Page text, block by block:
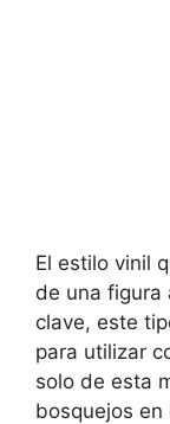
El estilo vinil
de una figura
clave, este
para utilizar
solo de esta
bosquejos en